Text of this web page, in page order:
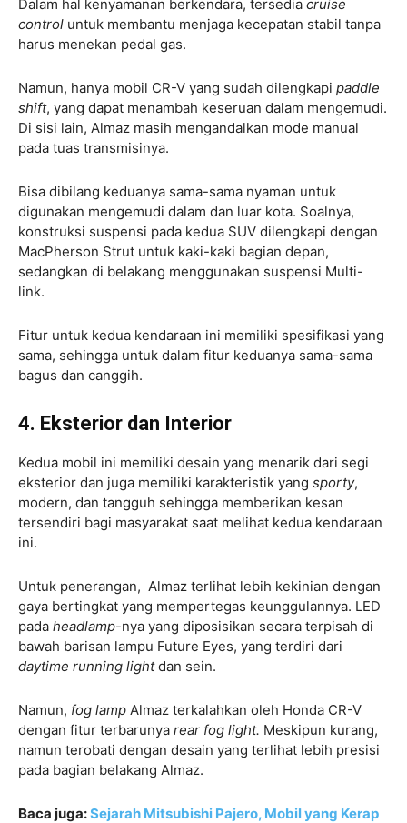
Dalam hal kenyamanan berkendara, tersedia cruise
control untuk membantu menjaga kecepatan stabil tanpa
harus menekan pedal gas.
Namun, hanya mobil CR-V yang sudah dilengkapi paddle
shift, yang dapat menambah keseruan dalam mengemudi.
Di sisi lain, Almaz masih mengandalkan mode manual
pada tuas transmisinya.
Bisa dibilang keduanya sama-sama nyaman untuk
digunakan mengemudi dalam dan luar kota. Soalnya,
konstruksi suspensi pada kedua SUV dilengkapi dengan
MacPherson Strut untuk kaki-kaki bagian depan,
sedangkan di belakang menggunakan suspensi Multi-
link.
Fitur untuk kedua kendaraan ini memiliki spesifikasi yang
sama, sehingga untuk dalam fitur keduanya sama-sama
bagus dan canggih.
4. Eksterior dan Interior
Kedua mobil ini memiliki desain yang menarik dari segi
eksterior dan juga memiliki karakteristik yang sporty,
modern, dan tangguh sehingga memberikan kesan
tersendiri bagi masyarakat saat melihat kedua kendaraan
ini.
Untuk penerangan, Almaz terlihat lebih kekinian dengan
gaya bertingkat yang mempertegas keunggulannya. LED
pada headlamp-nya yang diposisikan secara terpisah di
bawah barisan lampu Future Eyes, yang terdiri dari
daytime running lightdan sein.
Namun, fog lamp Almaz terkalahkan oleh Honda CR-V
dengan fitur terbarunya rear fog light. Meskipun kurang,
namun terobati dengan desain yang terlihat lebih presisi
pada bagian belakang Almaz.
Baca juga:Sejarah Mitsubishi Pajero, Mobil yang Kerap